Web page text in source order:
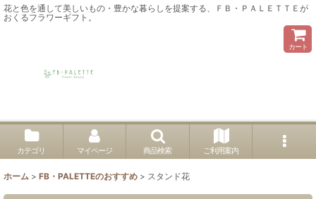
花と色を通して美しいもの・豊かな暮らしを提案する、ＦＢ・ＰＡＬＥＴＴＥが
おくるフラワーギフト。
カート
カテゴリ マイページ 商品検索 ご利用案内
ホーム > FB・PALETTEのおすすめ > スタンド花